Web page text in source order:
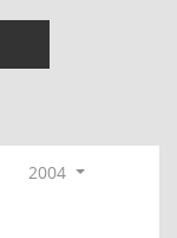
2004